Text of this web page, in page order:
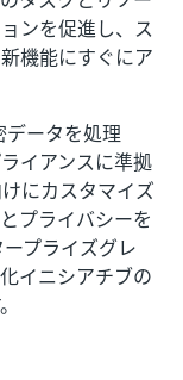
ンを促進し、ス
機能にすぐにア
ータを処理
イアンスに準拠
にカスタマイズ
プライバシーを
プライズグレ
イニシアチブの